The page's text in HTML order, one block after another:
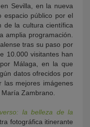
Sevilla, en la nueva
espacio público por el
de la cultura científica
amplia programación.
tras su paso por
10.000 visitantes han
Málaga, en la que
datos ofrecidos por
las mejores imágenes
Zambrano.
la belleza de la
fotográfica itinerante